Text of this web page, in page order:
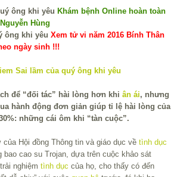
Khám bệnh Online hoàn toàn
Hùng
Xem tử vi năm 2016 Bính Thân
ngày sinh !!!
để “đối tác” hài lòng hơn khi ân ái, nhưng
hành động đơn giản giúp tỉ lệ hài lòng của
những cái ôm khi “tàn cuộc”.
Hội đồng Thông tin và giáo dục về tình dục
bao cao su Trojan, dựa trên cuộc khảo sát
nghiệm tình dục của họ, cho thấy có đến